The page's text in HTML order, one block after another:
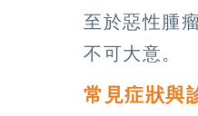
至於惡性腫
不可大意。
常見症狀與